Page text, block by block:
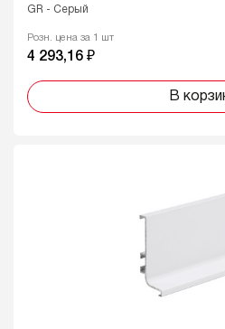
GR - Серый
Розн. цена за 1 шт
4 293,16 ₽
В